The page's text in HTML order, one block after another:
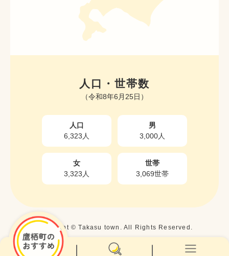
人口・世帯数
（令和8年6月25日）
人口
6,323人
男
3,000人
女
3,323人
世帯
3,069世帯
Copyright © Takasu town. All Rights Reserved.